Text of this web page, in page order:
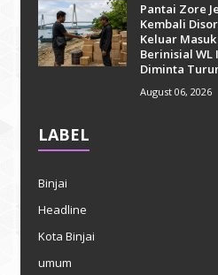
Pantai Zore
Kembali
Keluar
Berinisial WL
Diminta
August 06, 2026
LABEL
Binjai
Headline
Kota Binjai
umum